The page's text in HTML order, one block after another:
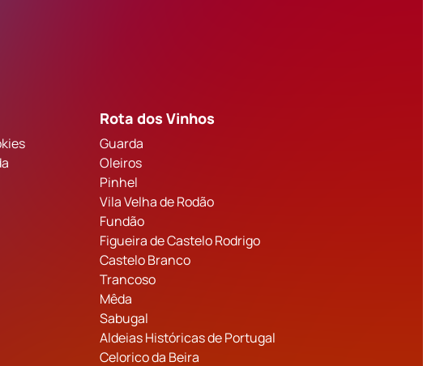
Rota dos Vinhos
Guarda
Oleiros
Pinhel
Vila Velha de Rodão
Fundão
Figueira de Castelo Rodrigo
Castelo Branco
Trancoso
Mêda
Sabugal
Aldeias Históricas de Portugal
Celorico da Beira